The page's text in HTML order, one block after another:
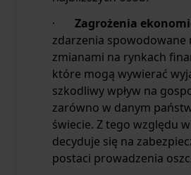
· Zagrożenia
zdarzenia spowodowane
zmianami na rynkach
które mogą wywierać
szkodliwy wpływ na
zarówno w danym
świecie. Z tego względu
decyduje się na
postaci prowadzenia